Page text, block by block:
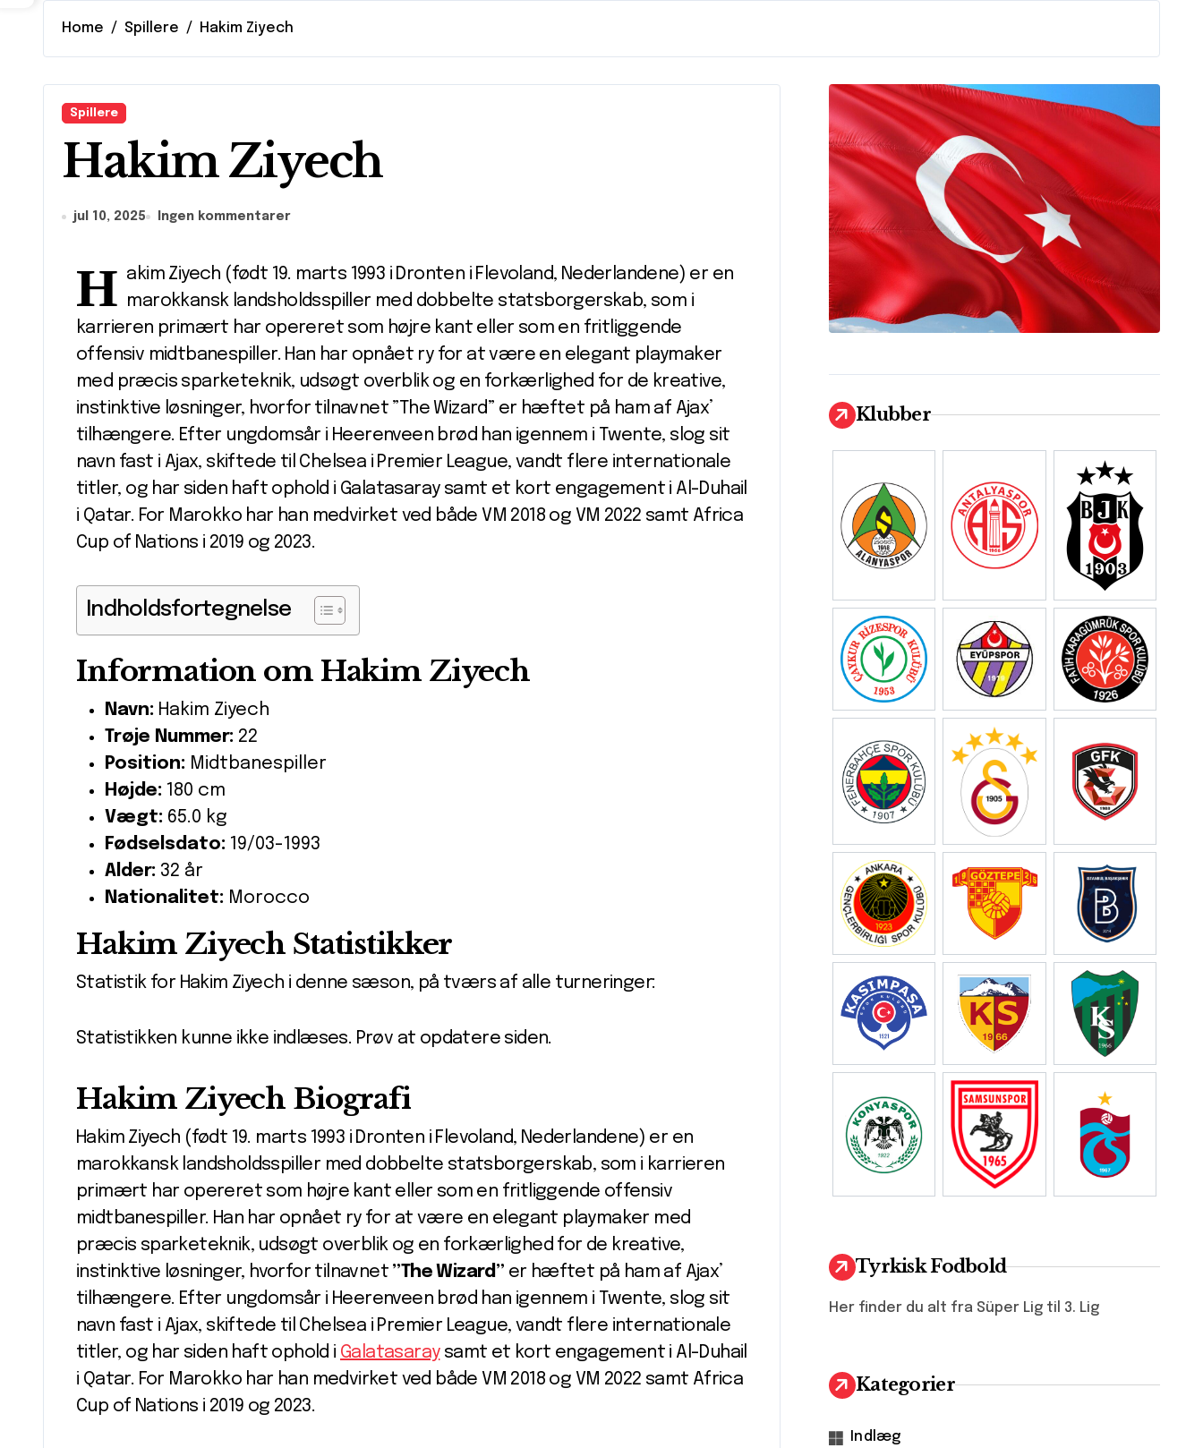
Home Spillere Hakim Ziyech
Spillere
Hakim Ziyech
jul 10, 2025 Ingen kommentarer
H akim Ziyech (født 19. marts 1993 i Dronten i Flevoland, Nederlandene) er en
marokkansk landsholdsspiller med dobbelte statsborgerskab, som i
karrieren primært har opereret som højre kant eller som en fritliggende
offensiv midtbanespiller. Han har opnået ry for at være en elegant playmaker
med præcis sparketeknik, udsøgt overblik og en forkærlighed for de kreative,
instinktive løsninger, hvorfor tilnavnet ”The Wizard” er hæftet på ham af Ajax’
tilhængere. Efter ungdomsår i Heerenveen brød han igennem i Twente, slog sit
navn fast i Ajax, skiftede til Chelsea i Premier League, vandt flere internationale
titler, og har siden haft ophold i Galatasaray samt et kort engagement i Al-Duhail
i Qatar. For Marokko har han medvirket ved både VM 2018 og VM 2022 samt Africa
Cup of Nations i 2019 og 2023.
Indholdsfortegnelse
Information om Hakim Ziyech
Navn: Hakim Ziyech
Trøje Nummer: 22
Position: Midtbanespiller
Højde: 180 cm
Vægt: 65.0 kg
Fødselsdato: 19/03-1993
Alder: 32 år
Nationalitet: Morocco
Hakim Ziyech Statistikker
Statistik for Hakim Ziyech i denne sæson, på tværs af alle turneringer:
Statistikken kunne ikke indlæses. Prøv at opdatere siden.
Hakim Ziyech Biografi
Hakim Ziyech (født 19. marts 1993 i Dronten i Flevoland, Nederlandene) er en
marokkansk landsholdsspiller med dobbelte statsborgerskab, som i karrieren
primært har opereret som højre kant eller som en fritliggende offensiv
midtbanespiller. Han har opnået ry for at være en elegant playmaker med
præcis sparketeknik, udsøgt overblik og en forkærlighed for de kreative,
instinktive løsninger, hvorfor tilnavnet ”The Wizard” er hæftet på ham af Ajax’
tilhængere. Efter ungdomsår i Heerenveen brød han igennem i Twente, slog sit
navn fast i Ajax, skiftede til Chelsea i Premier League, vandt flere internationale
titler, og har siden haft ophold i Galatasaraysamt et kort engagement i Al-Duhail
i Qatar. For Marokko har han medvirket ved både VM 2018 og VM 2022 samt Africa
Cup of Nations i 2019 og 2023.
Klubber
Tyrkisk Fodbold
Her finder du alt fra Süper Lig til 3. Lig
Kategorier
Indlæg